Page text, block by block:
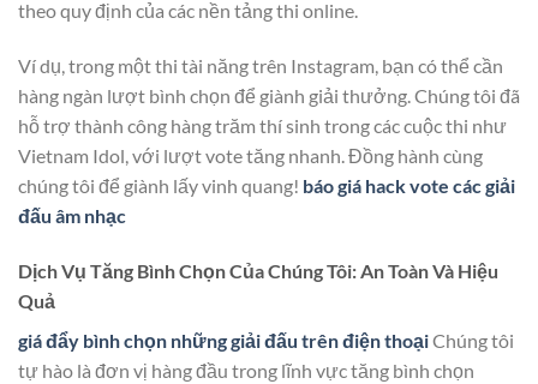
theo quy định của các nền tảng thi online.
Ví dụ, trong một thi tài năng trên Instagram, bạn có thể cần
hàng ngàn lượt bình chọn để giành giải thưởng. Chúng tôi đã
hỗ trợ thành công hàng trăm thí sinh trong các cuộc thi như
Vietnam Idol, với lượt vote tăng nhanh. Đồng hành cùng
chúng tôi để giành lấy vinh quang! báo giá hack vote các giải
đấu âm nhạc
Dịch Vụ Tăng Bình Chọn Của Chúng Tôi: An Toàn Và Hiệu
Quả
giá đẩy bình chọn những giải đấu trên điện thoạiChúng tôi
tự hào là đơn vị hàng đầu trong lĩnh vực tăng bình chọn